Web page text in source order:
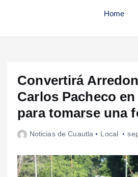
Home
Convertirá
Carlos Pacheco
para tomarse una
Noticias de Cuautla Local